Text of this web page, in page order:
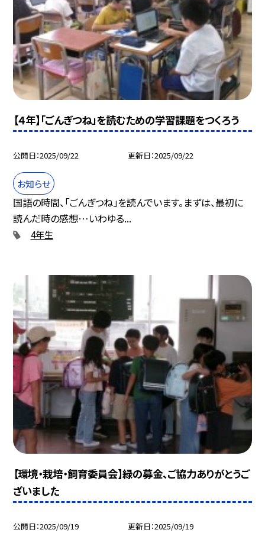
【４年】「ごんぎつね」を読むための学習課題をつくろう
公開日 2025/09/22 更新日 2025/09/22
お知らせ
国語の時間、「ごんぎつね」を読んでいます。まずは、最初に
読んだ時の感想…いわゆる...
4年生
【環境・栽培・飼育委員会】緑の募金、ご協力ありがとうご
ざいました
公開日 2025/09/19 更新日 2025/09/19